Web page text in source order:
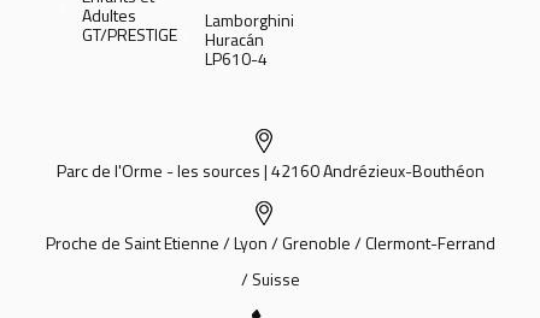
Adultes
GT/PRESTIGE
Lamborghini
Huracán
LP610-4
Parc de l'Orme - les sources | 42160 Andrézieux-Bouthéon
Proche de Saint Etienne / Lyon / Grenoble / Clermont-Ferrand
/ Suisse